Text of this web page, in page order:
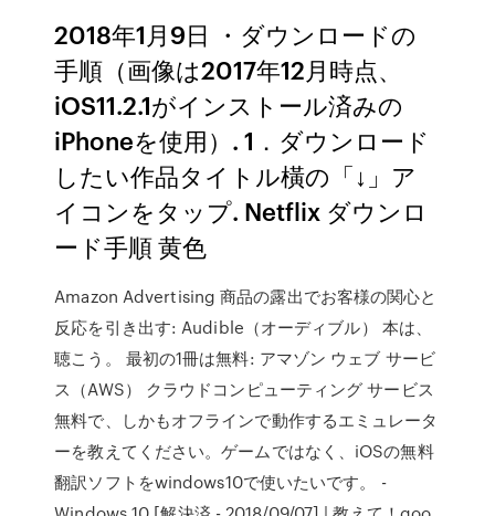
2018年1月9日 ・ダウンロードの
手順（画像は2017年12月時点、
iOS11.2.1がインストール済みの
iPhoneを使用）. 1．ダウンロード
したい作品タイトル橫の「↓」ア
イコンをタップ. Netflix ダウンロ
ード手順 黄色
Amazon Advertising 商品の露出でお客様の関心と
反応を引き出す: Audible（オーディブル） 本は、
聴こう。 最初の1冊は無料: アマゾン ウェブ サービ
ス（AWS） クラウドコンピューティング サービス
無料で、しかもオフラインで動作するエミュレータ
ーを教えてください。ゲームではなく、iOSの無料
翻訳ソフトをwindows10で使いたいです。 -